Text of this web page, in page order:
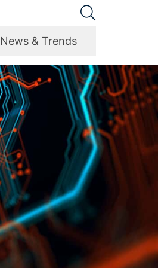
News & Trends